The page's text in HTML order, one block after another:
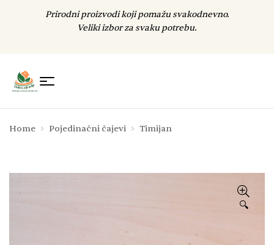
Prirodni proizvodi koji pomažu svakodnevno.
Veliki izbor za svaku potrebu.
Home Pojedinačni čajevi Timijan
🔍